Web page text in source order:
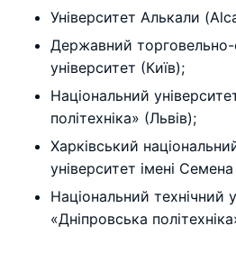
Університет Алькали
Державний торговельно-
університет (Київ);
Національний
політехніка» (Львів);
Харківський
університет імені
Національний технічний
«Дніпровська